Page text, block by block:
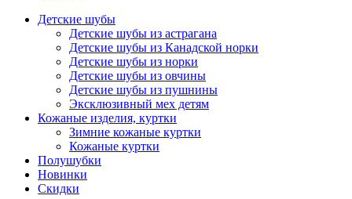
Детские шубы
Детские шубы из астрагана
Детские шубы из Канадской норки
Детские шубы из норки
Детские шубы из овчины
Детские шубы из пушнины
Эксклюзивный мех детям
Кожаные изделия, куртки
Зимние кожаные куртки
Кожаные куртки
Полушубки
Новинки
Скидки